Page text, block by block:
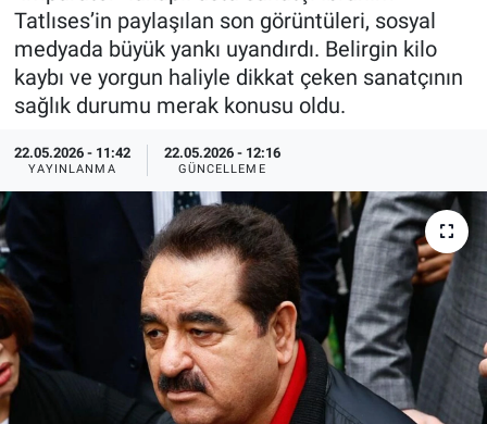
Tatlıses’in paylaşılan son görüntüleri, sosyal
medyada büyük yankı uyandırdı. Belirgin kilo
kaybı ve yorgun haliyle dikkat çeken sanatçının
sağlık durumu merak konusu oldu.
22.05.2026 - 11:42
YAYINLANMA
22.05.2026 - 12:16
GÜNCELLEME
Trend
Özel Haberler
Ekonomi
Dünya
Erişim Bilgileri
Teknoloji
Son Dakika Haberleri
Haber Arşivi